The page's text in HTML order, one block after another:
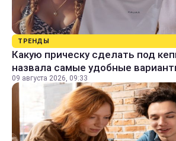
ТРЕНДЫ
Какую прическу сделать под
назвала самые удобные
09 августа 2026, 09:33